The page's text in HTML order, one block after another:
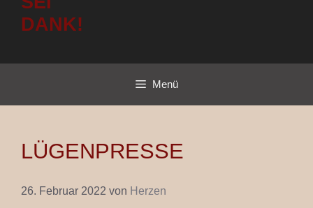
DANK!
Menü
LÜGENPRESSE
26. Februar 2022 von Herzen